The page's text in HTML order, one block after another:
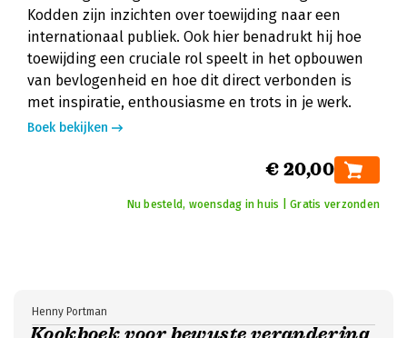
Kodden zijn inzichten over toewijding naar een
internationaal publiek. Ook hier benadrukt hij hoe
toewijding een cruciale rol speelt in het opbouwen
van bevlogenheid en hoe dit direct verbonden is
met inspiratie, enthousiasme en trots in je werk.
Boek bekijken
€ 20,00
Nu besteld, woensdag in huis | Gratis verzonden
Henny Portman